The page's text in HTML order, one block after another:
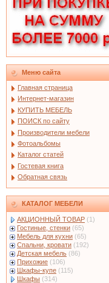
Меню сайта
Главная страница
Интернет-магазин
КУПИТЬ МЕБЕЛЬ
ПОИСК по сайту
Производители мебели
Фотоальбомы
Каталог статей
Гостевая книга
Обратная связь
КАТАЛОГ МЕБЕЛИ
АКЦИОННЫЙ ТОВАР (1)
Гостиные, стенки (65)
Мебель для кухни (65)
Спальни, кровати (192)
Детская мебель (86)
Прихожие (106)
Шкафы-купе (115)
Шкафы (314)